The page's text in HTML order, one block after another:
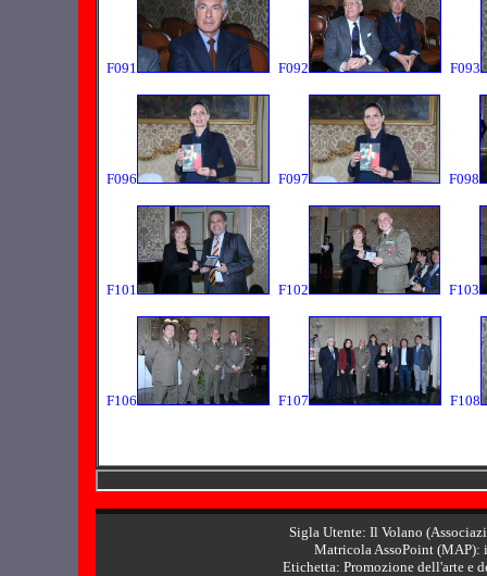
F091 F092 F093
F096 F097 F098
F101 F102 F103
F106 F107 F108
Sigla Utente: Il Volano
Matricola AssoPoint (MAP):
Etichetta: Promozione dell'arte e